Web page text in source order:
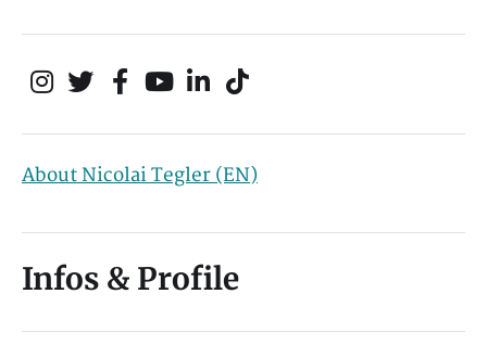
About Nicolai Tegler (EN)
Infos & Profile